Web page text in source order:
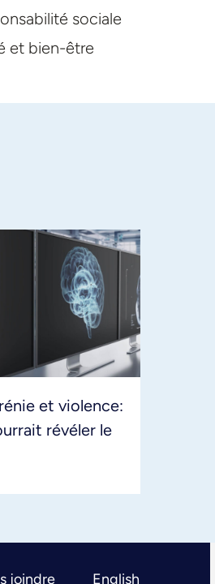
sociale
et bien-être
et violence:
révéler le
joindre English